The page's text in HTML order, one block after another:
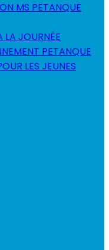
MS PETANQUE
LA JOURNÉE
PETANQUE
LES JEUNES